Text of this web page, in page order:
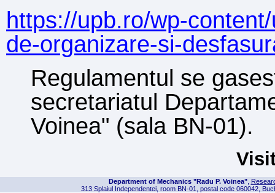
https://upb.ro/wp-
de-organizare-si-
Regulamentul se gases
secretariatul
Voinea" (sala BN-01).
Department of Mechanics "Radu P. Voinea",
313 Splaiul Independentei, room BN-01, postal code 060042,